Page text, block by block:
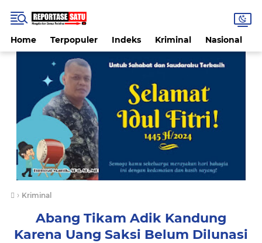
Home Terpopuler Indeks Kriminal Nasional
› Kriminal
Abang Tikam Adik Kandung
Karena Uang Saksi Belum Dilunasi